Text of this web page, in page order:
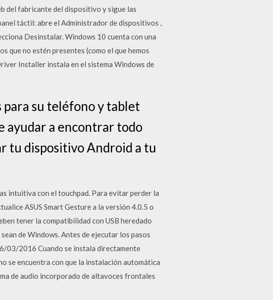
del fabricante del dispositivo y sigue las
táctil: abre el Administrador de dispositivos ,
Desinstalar. Windows 10 cuenta con una
que no estén presentes (como el que hemos
Installer instala en el sistema Windows de
para su teléfono y tablet
ayudar a encontrar todo
tu dispositivo Android a tu
intuitiva con el touchpad. Para evitar perder la
ASUS Smart Gesture a la versión 4.0.5 o
tener la compatibilidad con USB heredado
de Windows. Antes de ejecutar los pasos
03/2016 Cuando se instala directamente
se encuentra con que la instalación automática
de audio incorporado de altavoces frontales